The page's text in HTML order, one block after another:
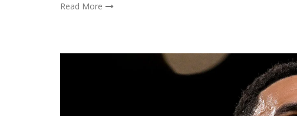
Read More